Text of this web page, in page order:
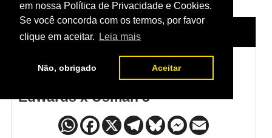
em nossa Política de Privacidade e Cookies.
Se você concorda com os termos, por favor
clique em aceitar.
Leia mais
Não, obrigado Aceitar
HOME NOTÍCIAS
Programação do UFC 286 -
Edwards x Usman 3